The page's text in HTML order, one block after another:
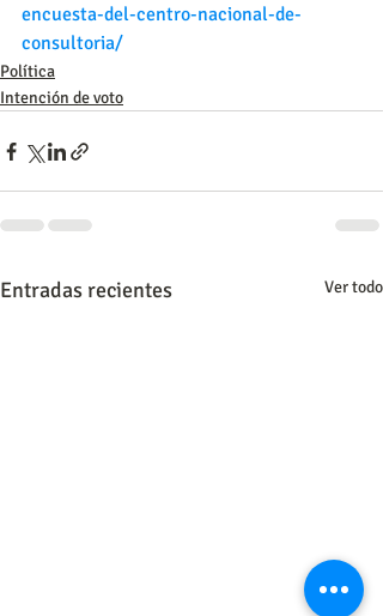
encuesta-del-centro-nacional-de-
consultoria/
Política
Intención de voto
Entradas recientes Ver todo